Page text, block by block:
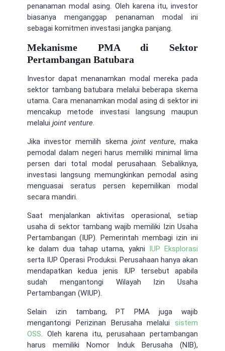
penanaman modal asing. Oleh karena itu, investor
biasanya menganggap penanaman modal ini
sebagai komitmen investasi jangka panjang.
Mekanisme PMA di Sektor
Pertambangan Batubara
Investor dapat menanamkan modal mereka pada
sektor tambang batubara melalui beberapa skema
utama. Cara menanamkan modal asing di sektor ini
mencakup metode investasi langsung maupun
melalui joint venture
Jika investor memilih skema joint venture, maka
pemodal dalam negeri harus memiliki minimal lima
persen dari total modal perusahaan. Sebaliknya,
investasi langsung memungkinkan pemodal asing
menguasai seratus persen kepemilikan modal
secara mandiri.
Saat menjalankan aktivitas operasional, setiap
usaha di sektor tambang wajib memiliki Izin Usaha
Pertambangan (IUP). Pemerintah membagi izin ini
ke dalam dua tahap utama, yakni IUP Eksplorasi
serta IUP Operasi Produksi. Perusahaan hanya akan
mendapatkan kedua jenis IUP tersebut apabila
sudah mengantongi Wilayah Izin Usaha
Pertambangan (WIUP).
Selain izin tambang, PT PMA juga wajib
mengantongi Perizinan Berusaha melalui sistem
OSS . Oleh karena itu, perusahaan pertambangan
harus memiliki Nomor Induk Berusaha (NIB),